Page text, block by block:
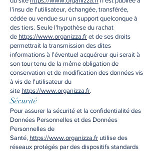
l'insu de l'utilisateur, échangée, transférée,
cédée ou vendue sur un support quelconque à
des tiers. Seule l'hypothèse du rachat
de https://www.organizza.fr et de ses droits
permettrait la transmission des dites
informations à l'éventuel acquéreur qui serait à
son tour tenu de la même obligation de
conservation et de modification des données vis
à vis de l'utilisateur du
site https://www.organizza.fr.
Sécurité
Pour assurer la sécurité et la confidentialité des
Données Personnelles et des Données
Personnelles de
Santé, https://www.organizza.fr utilise des
réseaux protégés par des dispositifs standards